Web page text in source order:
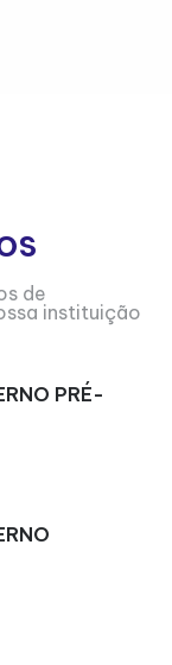
de
instituição
PRÉ-